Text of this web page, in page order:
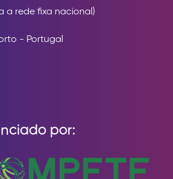
a rede fixa nacional)
- Portugal
por: